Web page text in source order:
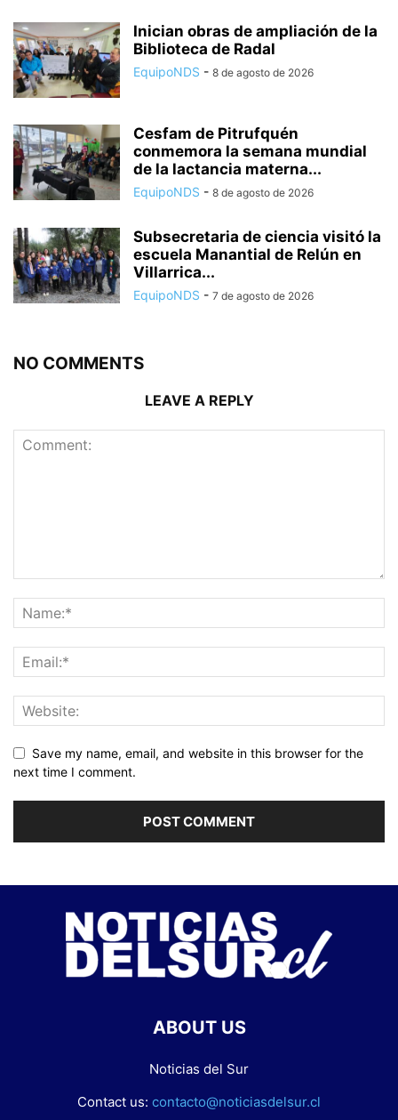
Inician obras de ampliación de la
Biblioteca de Radal
EquipoNDS - 8 de agosto de 2026
Cesfam de Pitrufquén
conmemora la semana mundial
de la lactancia materna...
EquipoNDS - 8 de agosto de 2026
Subsecretaria de ciencia visitó la
escuela Manantial de Relún en
Villarrica...
EquipoNDS - 7 de agosto de 2026
NO COMMENTS
LEAVE A REPLY
Save my name, email, and website in this browser for the
next time I comment.
ABOUT US
Noticias del Sur
Contact us: contacto@noticiasdelsur.cl